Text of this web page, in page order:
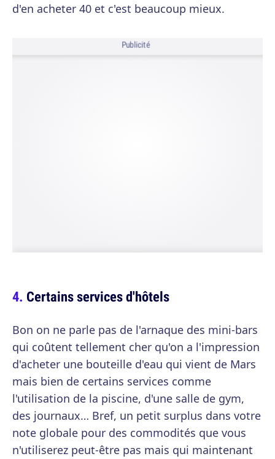
d'en acheter 40 et c'est beaucoup mieux.
Publicité
Certains services d'hôtels
Bon on ne parle pas de l'arnaque des mini-bars
qui coûtent tellement cher qu'on a l'impression
d'acheter une bouteille d'eau qui vient de Mars
mais bien de certains services comme
l'utilisation de la piscine, d'une salle de gym,
des journaux… Bref, un petit surplus dans votre
note globale pour des commodités que vous
n'utiliserez peut-être pas mais qui maintenant